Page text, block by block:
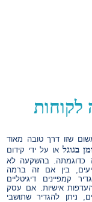
שזו דרך טובה מאוד
בגוגל או על ידי קידום
כדוגמתה. בהשקעה לא
בין אם זה ברמה
קמפיינים דיגיטליים
אישיות. אם עסק
ניתן להגדיר שתושבי